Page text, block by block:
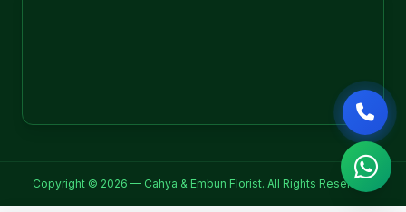
Copyright © 2026 — Cahya & Embun Florist. All Rights Reserved.